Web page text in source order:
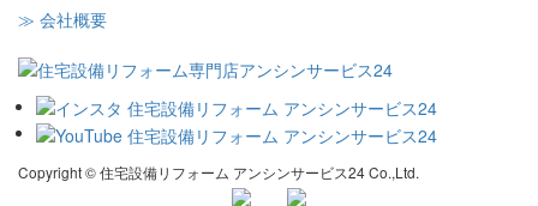
≫ 会社概要
Copyright © 住宅設備リフォーム アンシンサービス24 Co.,Ltd.